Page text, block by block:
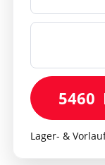
5460
Lager- &